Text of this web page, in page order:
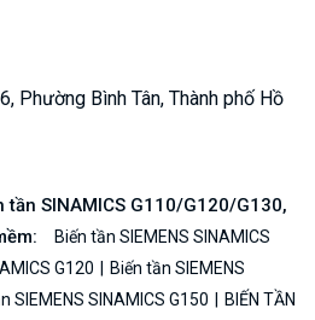
Phường Bình Tân, Thành phố Hồ
SINAMICS G110/G120/G130,
Biến tần SIEMENS SINAMICS
G120
Biến tần SIEMENS
SIEMENS SINAMICS G150 BIẾN TẦN